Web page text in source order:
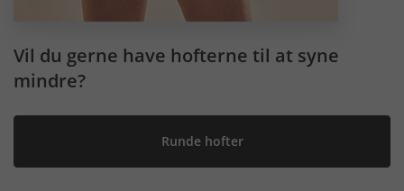
Vil du gerne have hofterne til at syne
mindre?
Runde hofter